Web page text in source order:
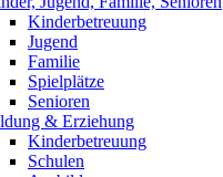
Kinderbetreuung
Jugend
Familie
Spielplätze
Senioren
& Erziehung
Kinderbetreuung
Schulen